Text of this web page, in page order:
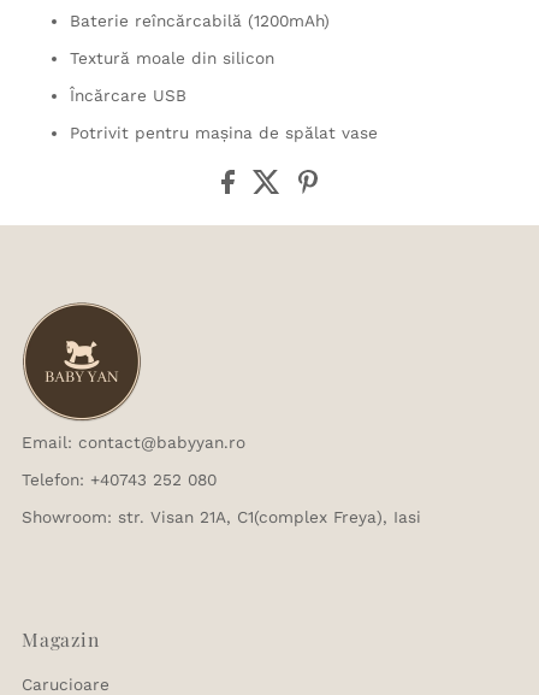
Baterie reîncărcabilă (1200mAh)
Textură moale din silicon
Încărcare USB
Potrivit pentru mașina de spălat vase
Email: contact@babyyan.ro
Telefon: +40743 252 080
Showroom: str. Visan 21A, C1(complex Freya), Iasi
Magazin
Carucioare